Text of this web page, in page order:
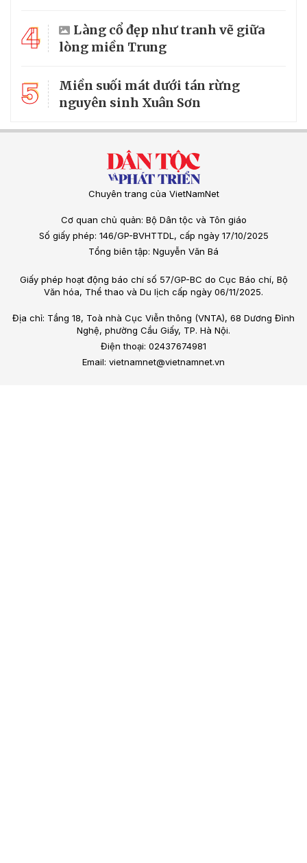
4
Làng cổ đẹp như tranh vẽ giữa
lòng miền Trung
5
Miền suối mát dưới tán rừng
nguyên sinh Xuân Sơn
Chuyên trang của VietNamNet
Cơ quan chủ quản: Bộ Dân tộc và Tôn giáo
Số giấy phép: 146/GP-BVHTTDL, cấp ngày 17/10/2025
Tổng biên tập: Nguyễn Văn Bá
Giấy phép hoạt động báo chí số 57/GP-BC do Cục Báo chí, Bộ
Văn hóa, Thể thao và Du lịch cấp ngày 06/11/2025.
Địa chỉ: Tầng 18, Toà nhà Cục Viễn thông (VNTA), 68 Dương Đình
Nghệ, phường Cầu Giấy, TP. Hà Nội.
Điện thoại: 02437674981
Email: vietnamnet@vietnamnet.vn